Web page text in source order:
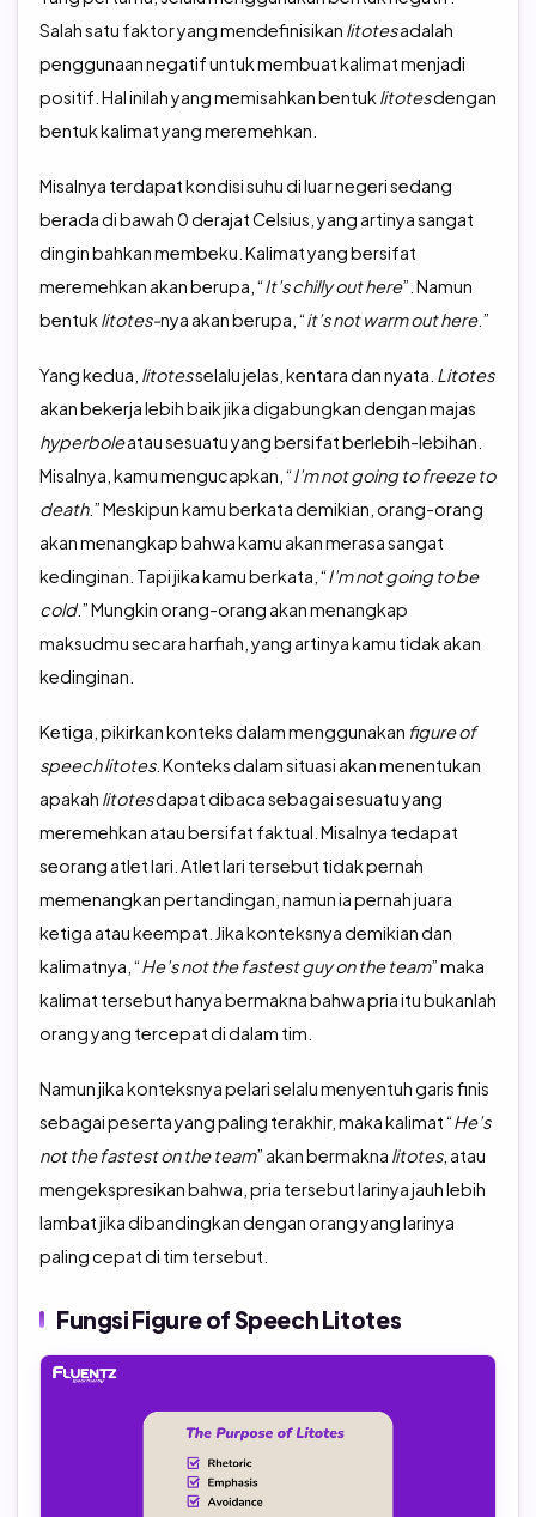
Salah satu faktor yang mendefinisikan litotesadalah
penggunaan negatif untuk membuat kalimat menjadi
positif. Hal inilah yang memisahkan bentuk litotesdengan
bentuk kalimat yang meremehkan.
Misalnya terdapat kondisi suhu di luar negeri sedang
berada di bawah 0 derajat Celsius, yang artinya sangat
dingin bahkan membeku. Kalimat yang bersifat
meremehkan akan berupa, “It’s chilly out here”. Namun
bentuk litotes-nya akan berupa, “it’s not warm out here.”
Yang kedua, litotesselalu jelas, kentara dan nyata. Litotes
akan bekerja lebih baik jika digabungkan dengan majas
hyperboleatau sesuatu yang bersifat berlebih-lebihan.
Misalnya, kamu mengucapkan, “I’m not going to freeze to
death.” Meskipun kamu berkata demikian, orang-orang
akan menangkap bahwa kamu akan merasa sangat
kedinginan. Tapi jika kamu berkata, “I’m not going to be
cold.” Mungkin orang-orang akan menangkap
maksudmu secara harfiah, yang artinya kamu tidak akan
kedinginan.
Ketiga, pikirkan konteks dalam menggunakan figure of
speech litotes. Konteks dalam situasi akan menentukan
apakah litotesdapat dibaca sebagai sesuatu yang
meremehkan atau bersifat faktual. Misalnya tedapat
seorang atlet lari. Atlet lari tersebut tidak pernah
memenangkan pertandingan, namun ia pernah juara
ketiga atau keempat. Jika konteksnya demikian dan
kalimatnya, “He’s not the fastest guy on the team” maka
kalimat tersebut hanya bermakna bahwa pria itu bukanlah
orang yang tercepat di dalam tim.
Namun jika konteksnya pelari selalu menyentuh garis finis
sebagai peserta yang paling terakhir, maka kalimat “He’s
not the fastest on the team” akan bermakna litotes, atau
mengekspresikan bahwa, pria tersebut larinya jauh lebih
lambat jika dibandingkan dengan orang yang larinya
paling cepat di tim tersebut.
Fungsi Figure of Speech Litotes